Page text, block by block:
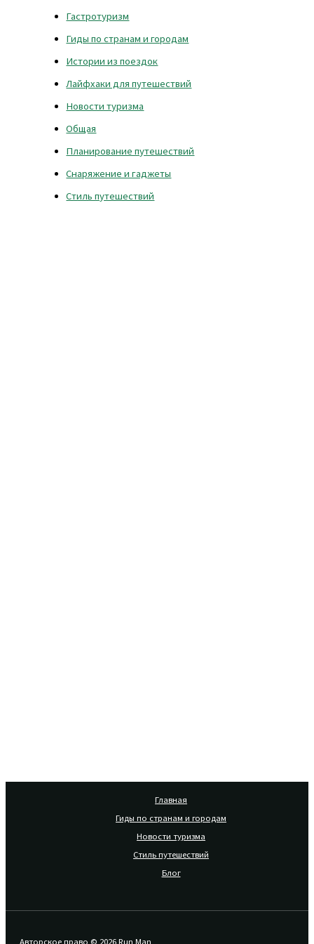
Гастротуризм
Гиды по странам и городам
Истории из поездок
Лайфхаки для путешествий
Новости туризма
Общая
Планирование путешествий
Снаряжение и гаджеты
Стиль путешествий
Главная
Гиды по странам и городам
Новости туризма
Стиль путешествий
Блог
Авторское право © 2026 Run Man